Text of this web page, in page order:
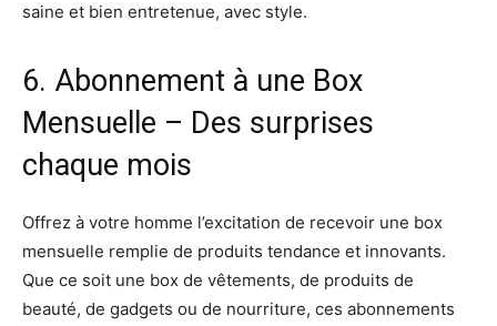
saine et bien entretenue, avec style.
6. Abonnement à une Box
Mensuelle – Des surprises
chaque mois
Offrez à votre homme l’excitation de recevoir une box
mensuelle remplie de produits tendance et innovants.
Que ce soit une box de vêtements, de produits de
beauté, de gadgets ou de nourriture, ces abonnements